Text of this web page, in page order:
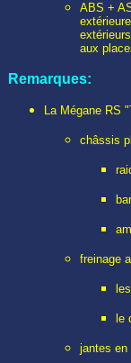
ABS +
aux
Remarques:
La Mégane RS
châssis
freinage
le
jantes en